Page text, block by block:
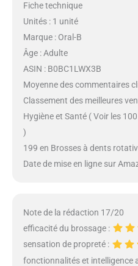
Fiche technique
Unités : 1 unité
Marque : Oral-B
Âge : Adulte
ASIN : B0BC1LWX3B
Moyenne des commentaires
Classement des meilleures
Hygiène et Santé ( Voir les
)
199 en Brosses à dents
Date de mise en ligne sur
Note de la rédaction 17/20
efficacité du brossage :
sensation de propreté :
fonctionnalités et intelligence